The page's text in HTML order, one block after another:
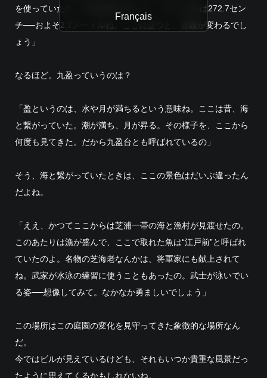
を使っていたの。1尺は約30.3センチ。だから9尺は272.7セン
チ──およそ2.7メートルね。ここに立つと、目線が変わるでし
ょう」
なるほど。九盈っていうのは？
「盈というのは、水や月が満ちるという意味ね。ここは昔、海
と繋がっていた。潮が満ち、月が昇る。その様子を、ここから
何度も見てきた。だから九盈台とも呼ばれているの」
そう、海と繋がっていたときは、ここの景色はだいぶ違ったん
だよね。
「ええ、かつてここからは芝浦一帯の海と漁村が見渡せたの。
このあたりは漁が盛んで、ここで取れた魚は“江戸前”と呼ばれ
ていたのよ。名物の芝海老なんかは、将軍家にも献上されて
ね。武家が水泳の練習に使うこともあったの。武士が泳いでい
る姿──想像してみて。なかなか勇ましいでしょう」
この場所はこの庭園の変化を見守ってきた象徴的な場所なん
だ。
今ではビルが見えているけども、それもいつか貴重な風景だっ
たように思えてくるかもしれないね。
Français